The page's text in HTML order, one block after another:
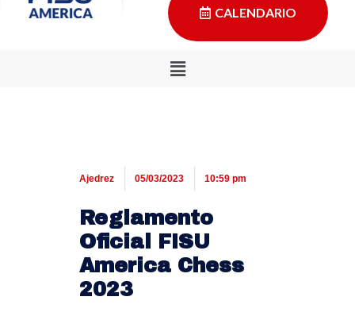
CALENDARIO
Ajedrez 05/03/2023 10:59 pm
Reglamento
Oficial FISU
America Chess
2023